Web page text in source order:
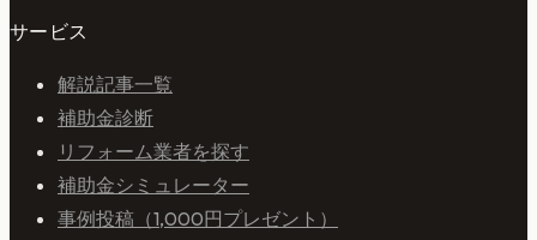
サービス
解説記事一覧
補助金診断
リフォーム業者を探す
補助金シミュレーター
事例投稿（1,000円プレゼント）